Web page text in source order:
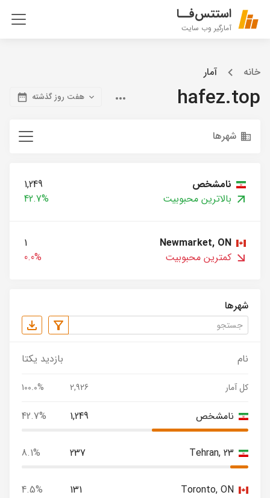
استتس‌فــا
آمارگیر وب سایت
خانه آمار
hafez.top هفت روز گذشته
شهرها
نامشخص
1,249
بالاترین محبوبیت
42.7%
Newmarket, ON
1
کمترین محبوبیت
0.0%
شهرها
نام بازدید یکتا
کل آمار 2,926
100.0%
نامشخص 1,249
42.7%
Tehran, 23
237
8.1%
Toronto, ON
131
4.5%